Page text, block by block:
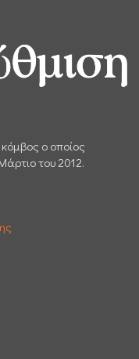
ο οποίος
του 2012.